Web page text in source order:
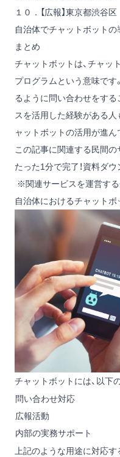
１０．【広報】東京都渋谷
自治体でチャットボット
まとめ
チャットボットは、チャッ
プログラムという意味で
るように問い合わせをする
スを活用した経験がある人
ャットボットの活用が進ん
この記事に関連する民間の
たった1分で完了！資料ダ
※関連サービスを運営す
自治体におけるチャットボ
チャットボットには、以下
問い合わせ対応
広報活動
内部の実務サポート
上記のような用途に対応す